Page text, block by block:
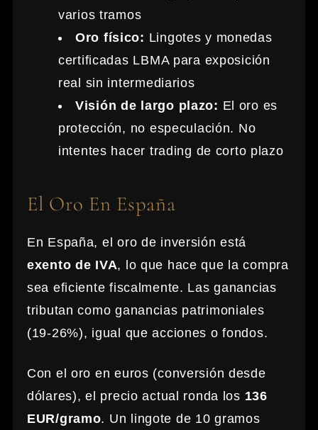
varios tramos
Oro físico: Lingotes y monedas
certificadas LBMA para exposición
real sin intermediarios
Visión de largo plazo: El oro es
protección, no especulación. No
intentes hacer trading de corto plazo
El Oro En España
En España, el oro de inversión está
exento de IVA, lo que hace que la compra
sea eficiente fiscalmente. Las ganancias
tributan como ganancias patrimoniales
(19-26%), igual que acciones o fondos.
Con el oro en euros (conversión desde
dólares), el precio actual ronda los 136
EUR/gramo. Un lingote de 10 gramos